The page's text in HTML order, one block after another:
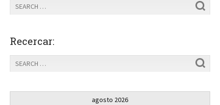
Recercar:
agosto 2026